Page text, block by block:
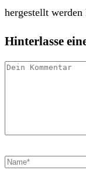
hergestellt werden
Hinterlasse